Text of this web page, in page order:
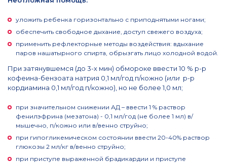
уложить ребенка горизонтально с приподнятыми ногами;
обеспечить свободное дыхание, доступ свежего воздуха;
применить рефлекторные методы воздействия: вдыхание
паров нашатырного спирта, обрызгать лицо холодной водой.
При затянувшемся (до 3-х мин) обмороке ввести 10 % р-р
кофеина-бензоата натрия 0,1 мл/год п/кожно (или р-р
кордиамина 0,1 мл/год п/кожно), но не более 1,0 мл;
при значительном снижении АД – ввести 1 % раствор
фенилэфрина (мезатона) - 0,1 мл/год (не более 1 мл) в/
мышечно, п/кожно или в/венно струйно;
при гипогликемическом состоянии ввести 20-40% раствор
глюкозы 2 мл/кг в/венно струйно;
при приступе выраженной брадикардии и приступе